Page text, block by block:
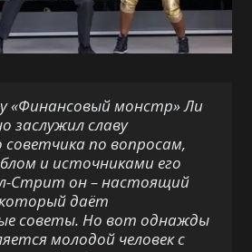
«Финансовый монстр»Ли
заслужил славу
по вопросам,
и источниками его
Стрит он – настоящий
даёт
советы. Но вот однажды
молодой человек с